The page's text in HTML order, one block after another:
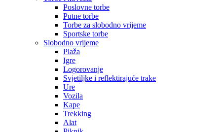
Poslovne torbe
Putne torbe
Torbe za slobodno vrijeme
Sportske torbe
Slobodno vrijeme
Plaža
Igre
Logorovanje
Svjetiljke i reflektirajuće trake
Ure
Vozila
Kape
Trekking
Alat